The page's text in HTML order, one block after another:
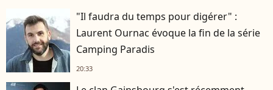
"Il faudra du temps pour digérer" :
Laurent Ournac évoque la fin de la série
Camping Paradis
20:33